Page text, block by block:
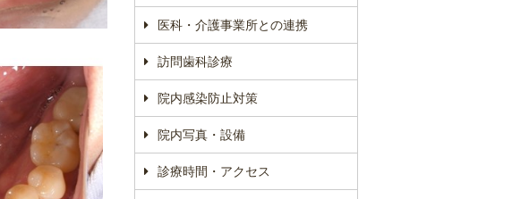
医科・介護事業所との連携
訪問歯科診療
院内感染防止対策
院内写真・設備
診療時間・アクセス